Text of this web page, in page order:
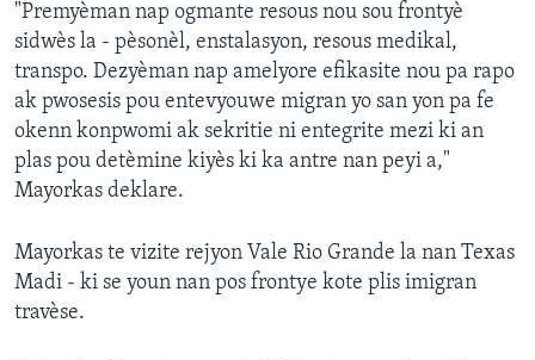
"Premyèman nap ogmante resous nou sou frontyè
sidwès la - pèsonèl, enstalasyon, resous medikal,
transpo. Dezyèman nap amelyore efikasite nou pa rapo
ak pwosesis pou entevyouwe migran yo san yon pa fe
okenn konpwomi ak sekritie ni entegrite mezi ki an
plas pou detèmine kiyès ki ka antre nan peyi a,"
Mayorkas deklare.
Mayorkas te vizite rejyon Vale Rio Grande la nan Texas
Madi - ki se youn nan pos frontye kote plis imigran
travèse.